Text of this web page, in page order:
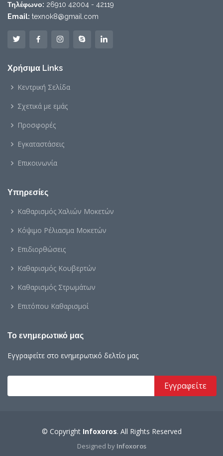
Τηλέφωνο: 26910 42004 - 42119
Email: texnok8@gmail.com
Χρήσιμα Links
Κεντρική Σελίδα
Σχετικά με εμάς
Προσφορές
Εγκαταστάσεις
Επικοινωνία
Υπηρεσίες
Καθαρισμός Χαλιών Μοκετών
Κόψιμο Ρέλιασμα Μοκετών
Επιδιορθώσεις
Καθαρισμός Κουβερτών
Καθαρισμός Στρωμάτων
Επιτόπου Καθαρισμοί
Το ενημερωτικό μας
Εγγραφείτε στο ενημερωτικό δελτίο μας
© Copyright Infoxoros. All Rights Reserved
Designed by Infoxoros